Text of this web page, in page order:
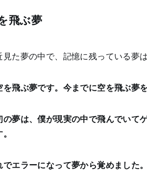
飛ぶ夢
見た夢の中で、記憶に残っている夢
を飛ぶ夢です。今までに空を飛ぶ夢
の夢は、僕が現実の中で飛んでいて
でエラーになって夢から覚めました